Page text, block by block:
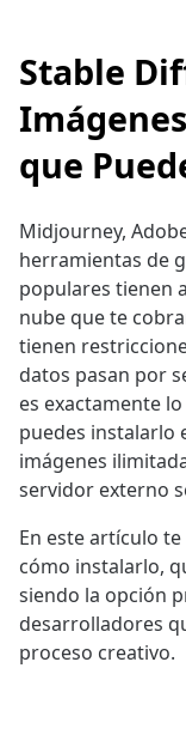
Stable
que
Midjourney,
herramientas de
populares tienen
nube que te
tienen
datos pasan por
es exactamente
puedes instalarlo
imágenes
servidor externo
En este artículo
cómo instalarlo,
siendo la opción
desarrolladores
proceso creativo.